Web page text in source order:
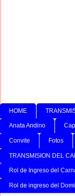
HOME
Anata Andino
Convite Fotos
TRANSMISION DEL
Rol de Ingreso del
Rol de ingreso del